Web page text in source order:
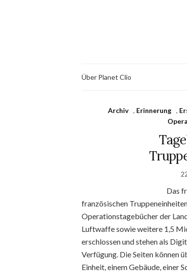
Über Planet Clio
Archiv , Erinnerung ,
Das
französischen
Operationstagebücher der
Luftwaffe sowie weitere 1,5
erschlossen und stehen als
Verfügung. Die Seiten können
Einheit, einem Gebäude, einer